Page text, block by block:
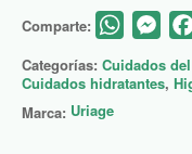
Comparte:
Categorías: Cuidados
Cuidados hidratantes,
Marca: Uriage